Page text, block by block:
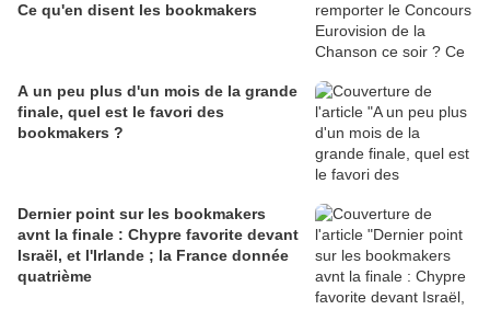
Ce qu'en disent les bookmakers
A un peu plus d'un mois de la grande
finale, quel est le favori des
bookmakers ?
Dernier point sur les bookmakers
avnt la finale : Chypre favorite devant
Israël, et l'Irlande ; la France donnée
quatrième